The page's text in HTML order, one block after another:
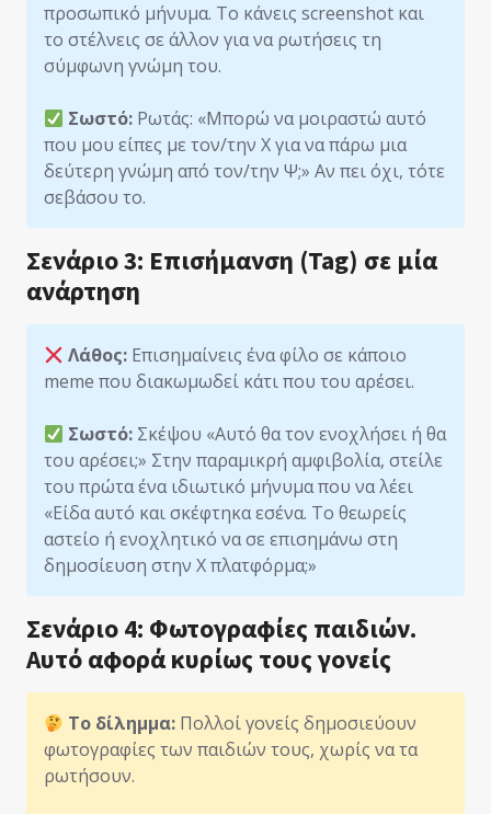
προσωπικό μήνυμα. Το κάνεις screenshot και
το στέλνεις σε άλλον για να ρωτήσεις τη
σύμφωνη γνώμη του.
Σωστό: Ρωτάς: «Μπορώ να μοιραστώ αυτό
που μου είπες με τον/την Χ για να πάρω μια
δεύτερη γνώμη από τον/την Ψ;» Αν πει όχι, τότε
σεβάσου το.
Σενάριο 3: Επισήμανση (Tag) σε μία
ανάρτηση
Λάθος: Επισημαίνεις ένα φίλο σε κάποιο
meme που διακωμωδεί κάτι που του αρέσει.
Σωστό: Σκέψου «Αυτό θα τον ενοχλήσει ή θα
του αρέσει;» Στην παραμικρή αμφιβολία, στείλε
του πρώτα ένα ιδιωτικό μήνυμα που να λέει
«Είδα αυτό και σκέφτηκα εσένα. Το θεωρείς
αστείο ή ενοχλητικό να σε επισημάνω στη
δημοσίευση στην Χ πλατφόρμα;»
Σενάριο 4: Φωτογραφίες παιδιών.
Αυτό αφορά κυρίως τους γονείς
Το δίλημμα: Πολλοί γονείς δημοσιεύουν
φωτογραφίες των παιδιών τους, χωρίς να τα
ρωτήσουν.